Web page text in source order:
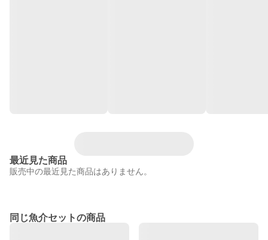
最近見た商品
販売中の最近見た商品はありません。
同じ魚介セットの商品